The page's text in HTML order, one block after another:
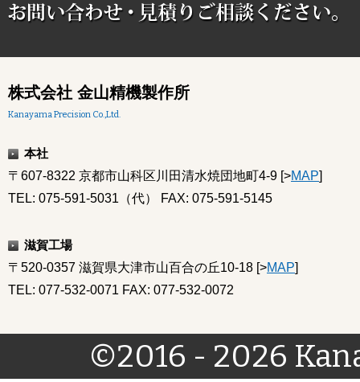
株式会社 金山精機製作所
Kanayama Precision Co.,Ltd.
本社
〒607-8322 京都市山科区川田清水焼団地町4-9 [>MAP]
TEL: 075-591-5031（代） FAX: 075-591-5145
滋賀工場
〒520-0357 滋賀県大津市山百合の丘10-18 [>MAP]
TEL: 077-532-0071 FAX: 077-532-0072
©2016 - 2026